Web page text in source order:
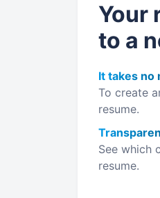
Your
to a
It takes no
To create
resume.
See which
resume.